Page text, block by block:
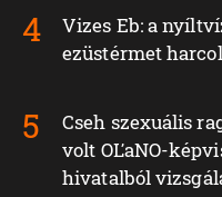
Vizes Eb: a
ezüstérmet
Cseh szexuális
volt OĽaNO-
hivatalból